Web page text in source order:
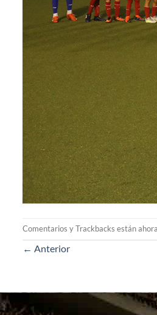
Comentarios y Trackbacks están
← Anterior